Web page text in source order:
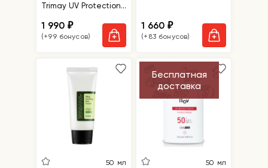
Trimay UV Protection
PA++++
1 990₽
(+99 бонусов)
1 660₽
(+83 бонусов)
50 мл
Бесплатная
доставка
50 мл